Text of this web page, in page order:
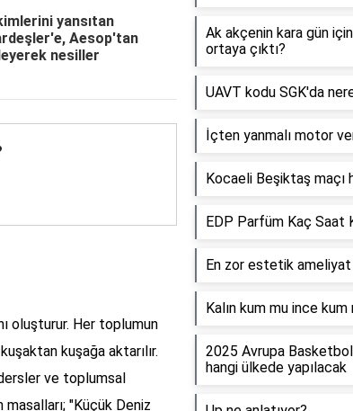
yansıtan
Aesop'tan
nesiller
oluşturur. Her toplumun
kuşağa aktarılır.
ve toplumsal
masalları; "Küçük Deniz
Ak akçenin kara gün
ortaya çıktı?
UAVT kodu SGK'da
İçten yanmalı motor
Kocaeli Beşiktaş maçı
EDP Parfüm Kaç Saat
En zor estetik ameliyat
Kalın kum mu ince kum
2025 Avrupa Basketbol
hangi ülkede yapılacak